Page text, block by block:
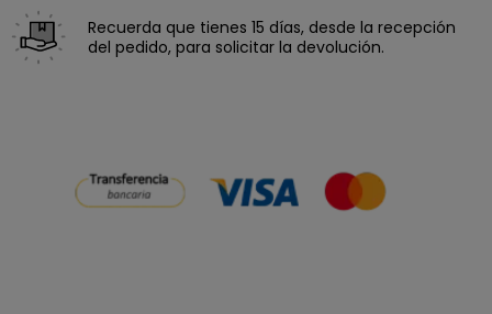
Recuerda que tienes 15 días, desde la recepción
del pedido, para solicitar la devolución.